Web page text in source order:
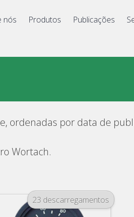
nós Produtos Publicações
ordenadas por data de
Wortach.
23 descarregamentos